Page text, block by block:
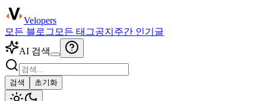
Velopers
모든 블로그 모든 태그공지 주간 인기글
AI 검색
검색 초기화